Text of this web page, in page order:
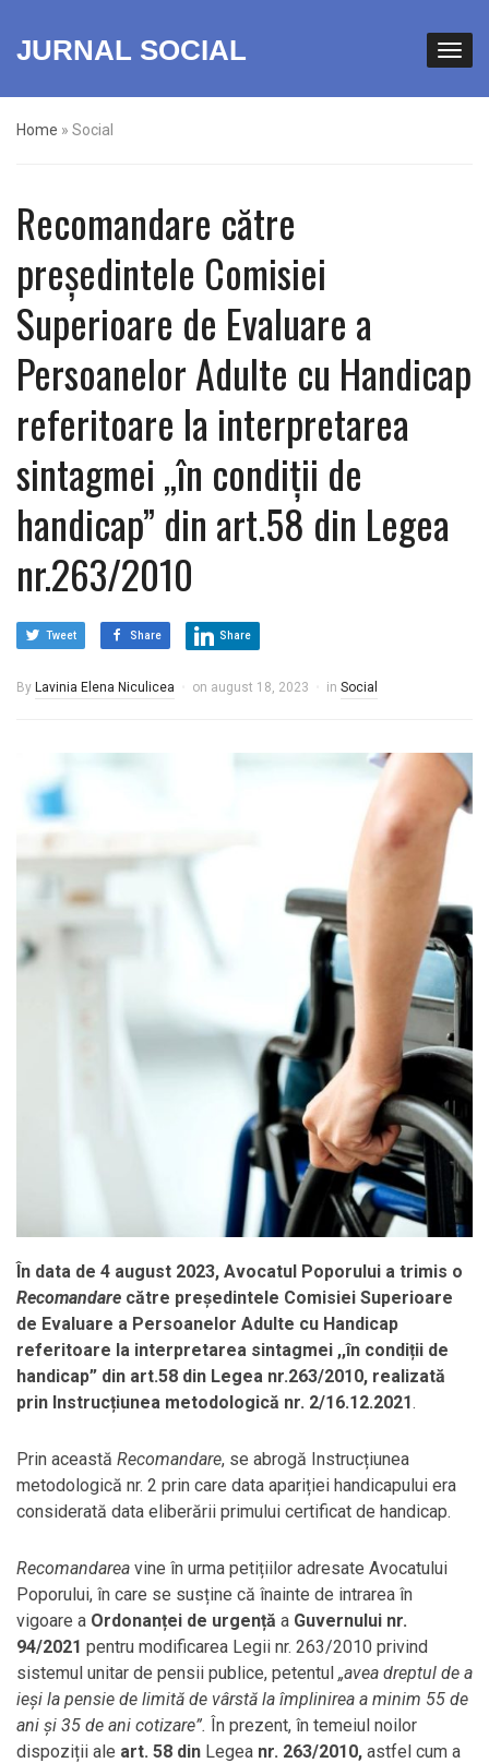
JURNAL SOCIAL
Home » Social
Recomandare către
președintele Comisiei
Superioare de Evaluare a
Persoanelor Adulte cu Handicap
referitoare la interpretarea
sintagmei ,,în condiții de
handicap” din art.58 din Legea
nr.263/2010
Tweet Share Share
By Lavinia Elena Niculicea on august 18, 2023 in Social
În data de 4 august 2023, Avocatul Poporului a trimis o
Recomandare către președintele Comisiei Superioare
de Evaluare a Persoanelor Adulte cu Handicap
referitoare la interpretarea sintagmei ,,în condiții de
handicap” din art.58 din Legea nr.263/2010, realizată
prin Instrucțiunea metodologică nr. 2/16.12.2021.
Prin această Recomandare, se abrogă Instrucțiunea
metodologică nr. 2 prin care data apariției handicapului era
considerată data eliberării primului certificat de handicap.
Recomandarea vine în urma petițiilor adresate Avocatului
Poporului, în care se susține că înainte de intrarea în
vigoare a Ordonanței de urgență a Guvernului nr.
94/2021 pentru modificarea Legii nr. 263/2010 privind
sistemul unitar de pensii publice, petentul „avea dreptul de a
ieși la pensie de limită de vârstă la împlinirea a minim 55 de
ani și 35 de ani cotizare”. În prezent, în temeiul noilor
dispoziții ale art. 58 din Legea nr. 263/2010, astfel cum a